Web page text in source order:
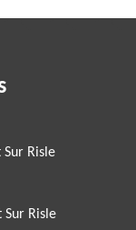
Risle
Sur Risle